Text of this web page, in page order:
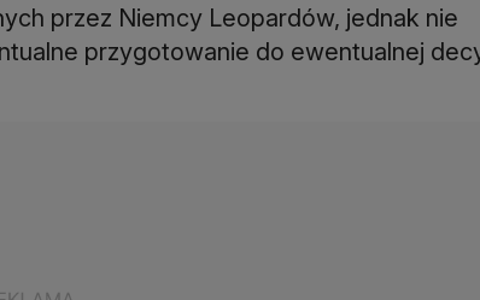
przez Niemcy Leopardów, jednak nie
przygotowanie do ewentualnej